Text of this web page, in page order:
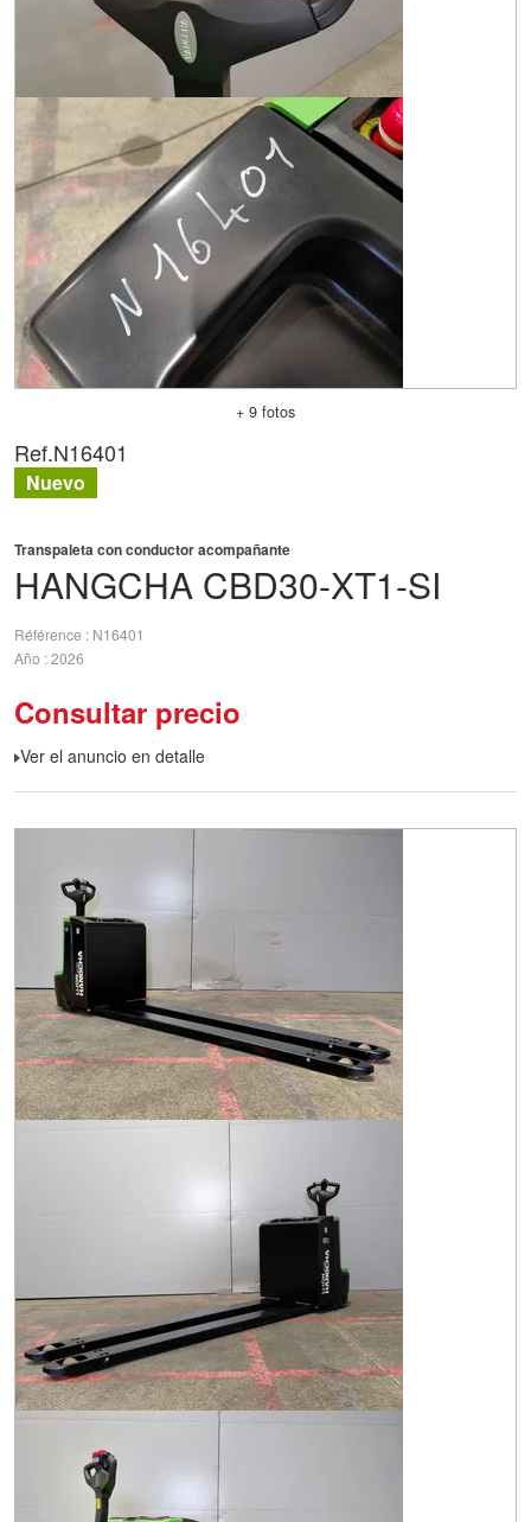
+ 9 fotos
HANGCHA CBD30-XT1-SI
Transpaleta con conductor acompañante
Référence
N16401
Año 2026
Consultar precio
Ver el anuncio en detalle
Ref.N16401
Nuevo